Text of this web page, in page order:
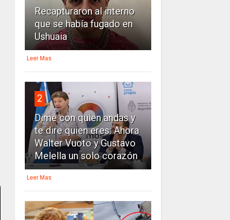
Recapturaron al interno
que se había fugado en
Ushuaia
Leer Mas
2
Dime con quien andas y
te dire quien eres: Ahora
Walter Vuoto y Gustavo
Melella un solo corazón
Leer Mas